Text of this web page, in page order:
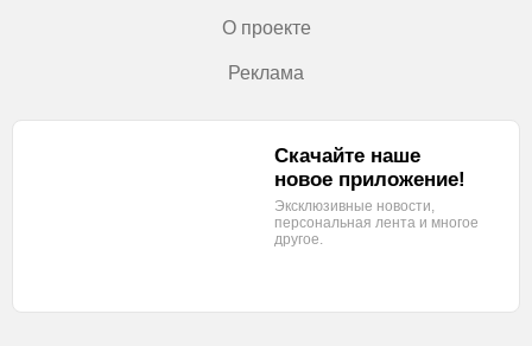
О проекте
Реклама
Скачайте наше
новое приложение!
Эксклюзивные новости,
персональная лента и многое
другое.